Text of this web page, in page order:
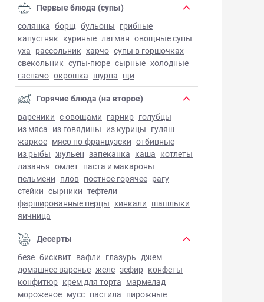
Первые блюда (супы)
солянка борщ бульоны грибные
капустняк куриные лагман овощные супы
уха рассольник харчо супы в горшочках
свекольник супы-пюре сырные холодные
гаспачо окрошка шурпа щи
Горячие блюда (на второе)
вареники с овощами гарнир голубцы
из мяса из говядины из курицы гуляш
жаркое мясо по-французски отбивные
из рыбы жульен запеканка каша котлеты
лазанья омлет паста и макароны
пельмени плов постное горячее рагу
стейки сырники тефтели
фаршированные перцы хинкали шашлыки
яичница
Десерты
безе бисквит вафли глазурь джем
домашнее варенье желе зефир конфеты
конфитюр крем для торта мармелад
мороженое мусс пастила пирожные